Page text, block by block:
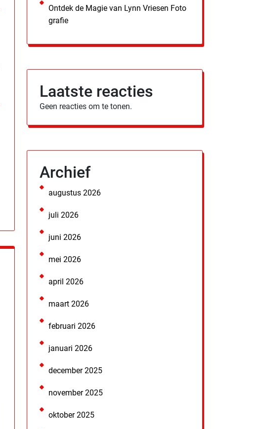
Ontdek de Magie van Lynn Vriesen Foto
grafie
Laatste reacties
Geen reacties om te tonen.
Archief
augustus 2026
juli 2026
juni 2026
mei 2026
april 2026
maart 2026
februari 2026
januari 2026
december 2025
november 2025
oktober 2025